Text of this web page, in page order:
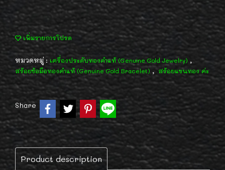
เพิ่มรายการโปรด
หมวดหมู่ : เครื่องประดับทองคำแท้ (Genuine Gold Jewelry) ,
สร้อยข้อมือทองคำแท้ (Genuine Gold Bracelet) , สร้อยแขนทอง ค่ะ
Share
Product description